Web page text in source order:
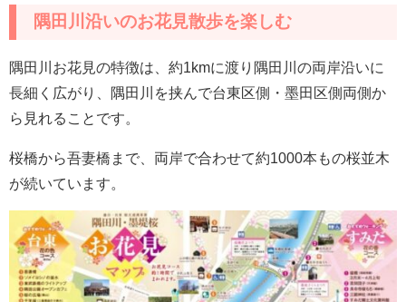
隅田川沿いのお花見散歩を楽しむ
隅田川お花見の特徴は、約1kmに渡り隅田川の両岸沿いに
長細く広がり、隅田川を挟んで台東区側・墨田区側両側か
ら見れることです。
桜橋から吾妻橋まで、両岸で合わせて約1000本もの桜並木
が続いています。